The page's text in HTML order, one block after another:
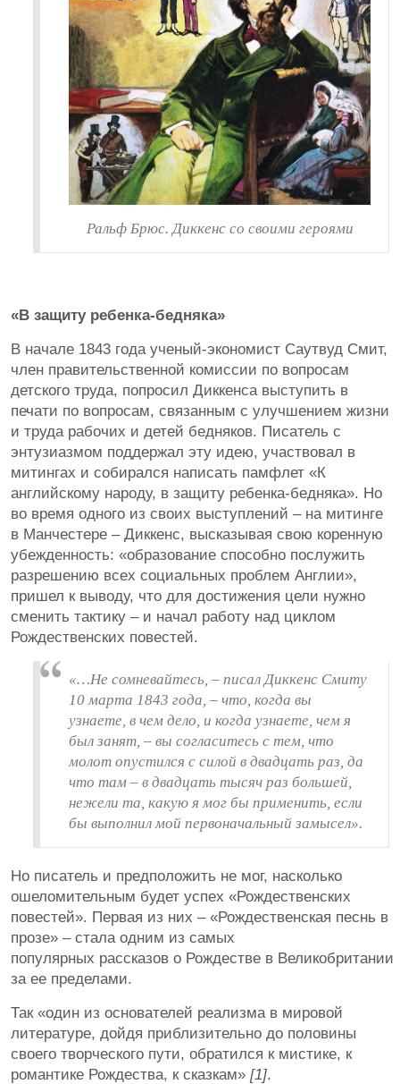
Ральф Брюс. Диккенс со своими героями
«В защиту ребенка-бедняка»
В начале 1843 года ученый-экономист Саутвуд Смит,
член правительственной комиссии по вопросам
детского труда, попросил Диккенса выступить в
печати по вопросам, связанным с улучшением жизни
и труда рабочих и детей бедняков. Писатель с
энтузиазмом поддержал эту идею, участвовал в
митингах и собирался написать памфлет «К
английскому народу, в защиту ребенка-бедняка». Но
во время одного из своих выступлений – на митинге
в Манчестере – Диккенс, высказывая свою коренную
убежденность: «образование способно послужить
разрешению всех социальных проблем Англии»,
пришел к выводу, что для достижения цели нужно
сменить тактику – и начал работу над циклом
Рождественских повестей.
«…Не сомневайтесь, – писал Диккенс Смиту
10 марта 1843 года, – что, когда вы
узнаете, в чем дело, и когда узнаете, чем я
был занят, – вы согласитесь с тем, что
молот опустился с силой в двадцать раз, да
что там – в двадцать тысяч раз большей,
нежели та, какую я мог бы применить, если
бы выполнил мой первоначальный замысел».
Но писатель и предположить не мог, насколько
ошеломительным будет успех «Рождественских
повестей». Первая из них – «Рождественская песнь в
прозе» – стала одним из самых
популярных рассказов о Рождестве в Великобритании
за ее пределами.
Так «один из основателей реализма в мировой
литературе, дойдя приблизительно до половины
своего творческого пути, обратился к мистике, к
романтике Рождества, к сказкам» [1].